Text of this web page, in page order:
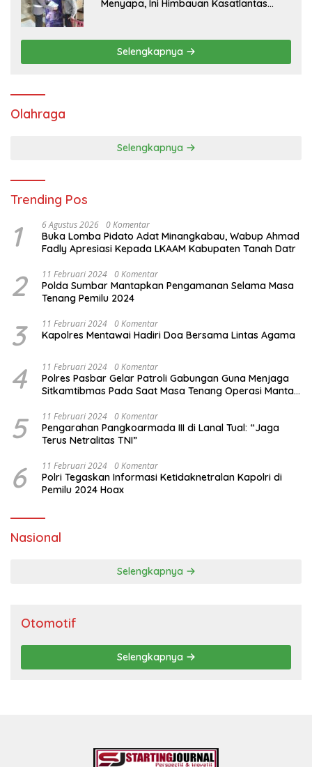
Menyapa, Ini Himbauan Kasatlantas
Selengkapnya
Olahraga
Selengkapnya
Trending Pos
1 6 Agustus 2026 0 Komentar
Buka Lomba Pidato Adat Minangkabau, Wabup Ahmad
Fadly Apresiasi Kepada LKAAM Kabupaten Tanah Datr
2 11 Februari 2024 0 Komentar
Polda Sumbar Mantapkan Pengamanan Selama Masa
Tenang Pemilu 2024
3 11 Februari 2024 0 Komentar
Kapolres Mentawai Hadiri Doa Bersama Lintas Agama
4 11 Februari 2024 0 Komentar
Polres Pasbar Gelar Patroli Gabungan Guna Menjaga
Sitkamtibmas Pada Saat Masa Tenang Operasi Mantap
5 11 Februari 2024 0 Komentar
Pengarahan Pangkoarmada III di Lanal Tual: “Jaga
Terus Netralitas TNI”
6 11 Februari 2024 0 Komentar
Polri Tegaskan Informasi Ketidaknetralan Kapolri di
Pemilu 2024 Hoax
Nasional
Selengkapnya
Otomotif
Selengkapnya